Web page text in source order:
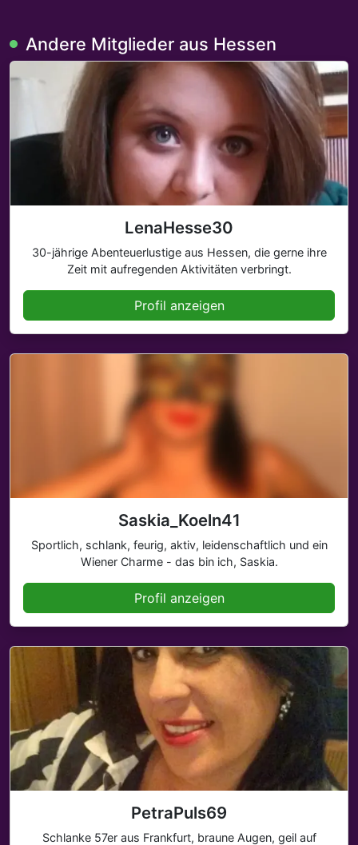
Andere Mitglieder aus Hessen
LenaHesse30
30-jährige Abenteuerlustige aus Hessen, die gerne ihre
Zeit mit aufregenden Aktivitäten verbringt.
Profil anzeigen
Saskia_Koeln41
Sportlich, schlank, feurig, aktiv, leidenschaftlich und ein
Wiener Charme - das bin ich, Saskia.
Profil anzeigen
PetraPuls69
Schlanke 57er aus Frankfurt, braune Augen, geil auf